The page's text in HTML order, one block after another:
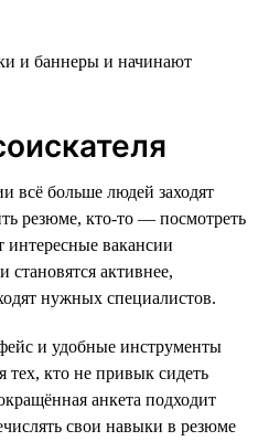
и баннеры и начинают
всё больше людей заходят
резюме, кто-то — посмотреть
вакансии
становятся активнее,
нужных специалистов.
и удобные инструменты
тех, кто не привык сидеть
анкета подходит
свои навыки в резюме